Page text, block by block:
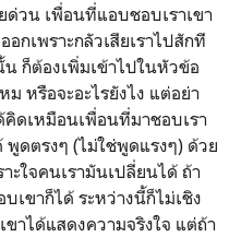
วน เพื่อนที่แอบชอบเราเขา
กเพราะกลัวเสียเราไปสักที
ก็ต้องเพิ่มเข้าไปในหัวข้อ
หรือจะอะไรยังไง แต่อย่า
ดเหมือนเพื่อนที่มาชอบเรา
ดตรงๆ (ไม่ใช่พูดแรงๆ) ด้วย
ะใจคนเรามันเปลี่ยนได้ ถ้า
เขาก็ได้ ระหว่างนี้ก็ไม่เชิง
าได้แสดงความจริงใจ แต่ถ้า